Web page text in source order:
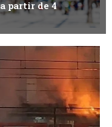
partir de 4